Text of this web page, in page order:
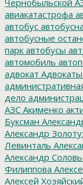
авиакатастрофа
автобус
автобусные
парк автобусы
автомобиль
адвокат Адвокаты
дело
АЗС Акименко
Буксман
Александр
Левинталь
Александр
Филиппова
Алексей